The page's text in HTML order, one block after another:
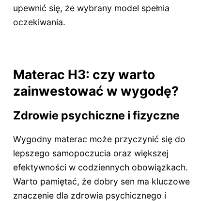
upewnić się, że wybrany model spełnia
oczekiwania.
Materac H3: czy warto
zainwestować w wygodę?
Zdrowie psychiczne i fizyczne
Wygodny materac może przyczynić się do
lepszego samopoczucia oraz większej
efektywności w codziennych obowiązkach.
Warto pamiętać, że dobry sen ma kluczowe
znaczenie dla zdrowia psychicznego i